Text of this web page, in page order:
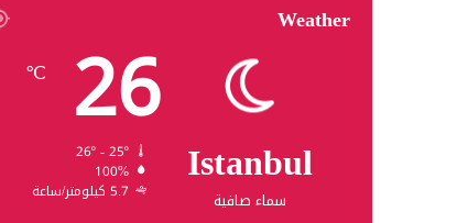
Weather
Istanbul
سماء صافية
26
℃
26º - 25º
100%
5.7 كيلومتر/ساعة